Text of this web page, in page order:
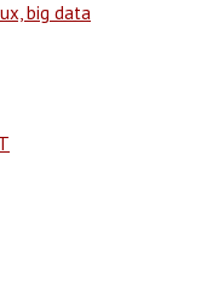
big data